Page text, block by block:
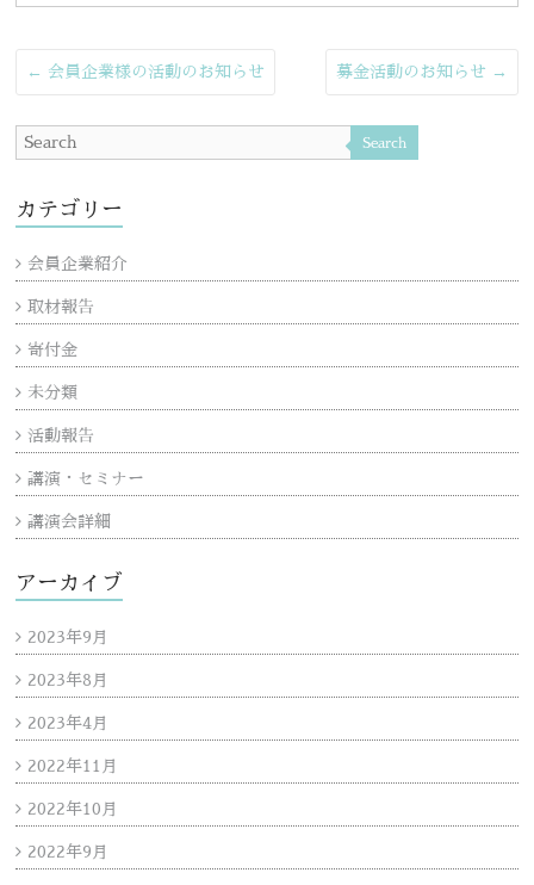
← 会員企業様の活動のお知らせ 募金活動のお知らせ →
Search
カテゴリー
会員企業紹介
取材報告
寄付金
未分類
活動報告
講演・セミナー
講演会詳細
アーカイブ
2023年9月
2023年8月
2023年4月
2022年11月
2022年10月
2022年9月